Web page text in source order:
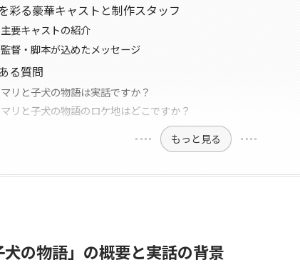
彩る豪華キャストと制作スタッフ
主要キャストの紹介
監督・脚本が込めたメッセージ
る質問
マリと子犬の物語は実話ですか？
マリと子犬の物語のロケ地はどこですか？
もっと見る
の物語」の概要と実話の背景